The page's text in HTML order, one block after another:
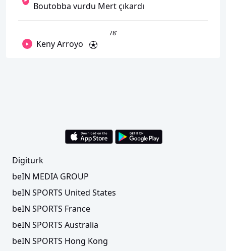
Boutobba vurdu Mert çıkardı
78’
Keny Arroyo
Digiturk
beIN MEDIA GROUP
beIN SPORTS United States
beIN SPORTS France
beIN SPORTS Australia
beIN SPORTS Hong Kong